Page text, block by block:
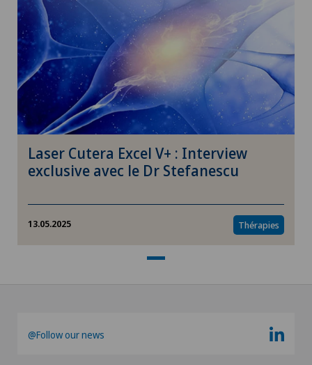
Laser Cutera Excel V+ : Interview
exclusive avec le Dr Stefanescu
13.05.2025 Thérapies
@Follow our news